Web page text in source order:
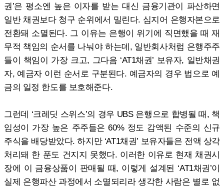
권’은 평소엔 높은 이자를 받는 대신 금융기관이 파산하면
일반 채권보다 청구 순위에서 밀린다. 심지어 은행자본으로
전환돼 소멸된다. 그 이유는 은행이 위기에 직면했을 때 재
무적 책임의 순서를 나눠야 하는데, 일반회사처럼 은행주주
들이 책임이 가장 크고, 그다음 ‘AT1채권’ 보유자, 일반채권
자, 예금자 이런 순서로 구분된다. 예금자의 경우 법으로 예
금의 일정 한도를 보호해준다.
그런데 ‘크레딧 스위스’의 경우 UBS 은행으로 합병될 때, 책
임성이 가장 높은 주주들은 60% 정도 감액된 수준의 신규
주식을 배당받았다. 하지만 ‘AT1채권’ 보유자들은 전액 상각
처리돼 한 푼도 건지지 못했다. 이러한 이유로 현재 채권시
장에 이 금융상품이 판매될 때, 이렇게 설계된 ‘AT1채권’이
실제 은행파산 과정에서 소멸되리라 생각한 사람은 별로 없